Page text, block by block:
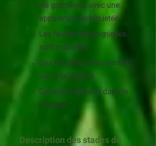
les graminées avec une
apparence déchiquetée
Les feuilles de graminées
sont mâchées
Des boulettes d’excrément
vert à la surface
Galeries soyeuses dans le
chaume
Description des stades de